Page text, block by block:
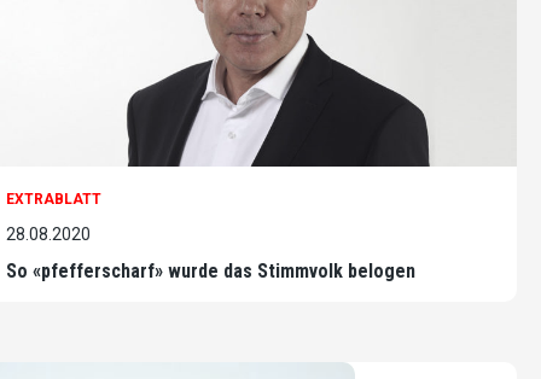
EXTRABLATT
28.08.2020
So «pfefferscharf» wurde das Stimmvolk belogen